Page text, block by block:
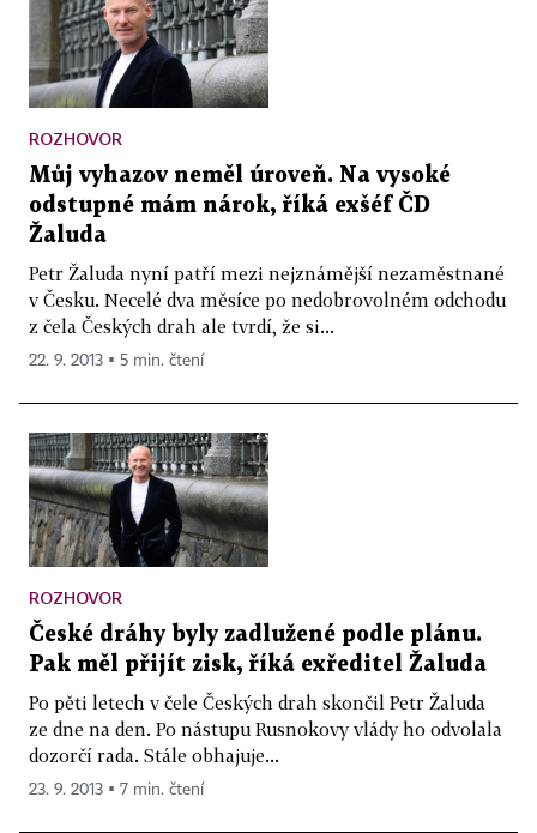
ROZHOVOR
Můj vyhazov neměl úroveň. Na vysoké
odstupné mám nárok, říká exšéf ČD
Žaluda
Petr Žaluda nyní patří mezi nejznámější nezaměstnané
v Česku. Necelé dva měsíce po nedobrovolném odchodu
z čela Českých drah ale tvrdí, že si...
22. 9. 2013 ▪ 5 min. čtení
ROZHOVOR
České dráhy byly zadlužené podle plánu.
Pak měl přijít zisk, říká exředitel Žaluda
Po pěti letech v čele Českých drah skončil Petr Žaluda
ze dne na den. Po nástupu Rusnokovy vlády ho odvolala
dozorčí rada. Stále obhajuje...
23. 9. 2013 ▪ 7 min. čtení